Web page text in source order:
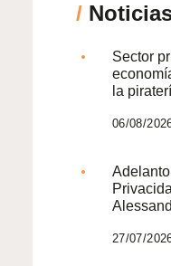
/
Sector
la
06/08/
27/07/